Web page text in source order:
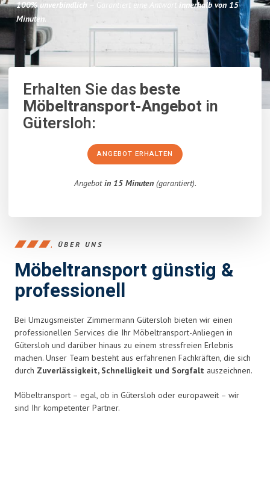
100% unverbindlich – Garantiert eine Antwort innerhalb von 15
Minuten.
Erhalten Sie dasbeste
Möbeltransport-Angebot in
Gütersloh:
ANGEBOT ERHALTEN
Angebotin 15 Minuten(garantiert).
ÜBER UNS
Möbeltransport günstig &
professionell
Bei Umzugsmeister Zimmermann Gütersloh bieten wir einen
professionellen Services die Ihr Möbeltransport-Anliegen in
Gütersloh und darüber hinaus zu einem stressfreien Erlebnis
machen. Unser Team besteht aus erfahrenen Fachkräften, die sich
durch Zuverlässigkeit, Schnelligkeit und Sorgfalt auszeichnen.
Möbeltransport – egal, ob in Gütersloh oder europaweit – wir
sind Ihr kompetenter Partner.